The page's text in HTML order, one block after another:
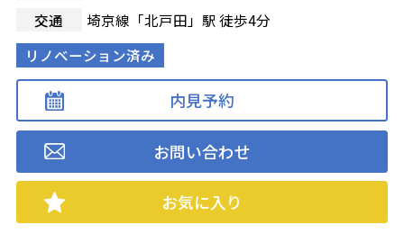
交通
埼京線「北戸田」駅 徒歩4分
リノベーション済み
内見予約
お問い合わせ
お気に入り